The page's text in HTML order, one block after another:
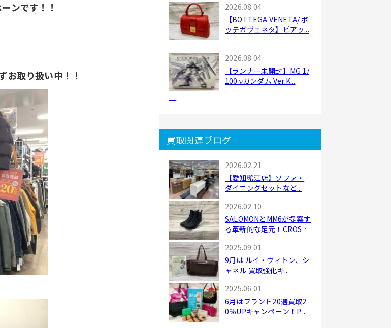
ンです！！
お取り扱い中！！
2026.08.04
【BOTTEGA VENETA/ ボ
ッテガヴェネタ】ピアッ...
2026.08.04
【ランナー未開封】MG 1/
100 νガンダム Ver.K...
買取関連ブログ
2026.02.21
【愛知蟹江店】ソファ・
ダイニングセットなど...
2026.02.10
SALOMONとMM6が提案す
る革新的な足元！CROSS
2025.09.01
9月は ルイ・ヴィトン、シ
ャネル 買取強化キ...
2025.06.01
6月はブランド20選買取2
0％UPキャンペーン！P...